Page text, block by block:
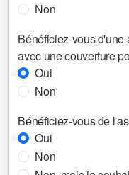
Non
Bénéficiez-vous d'une
avec une couverture
Oui
Non
Bénéficiez-vous de
Oui
Non